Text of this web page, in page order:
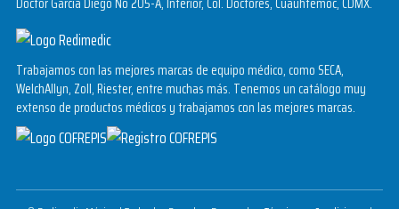
Trabajamos con las mejores marcas de equipo médico, como SECA,
WelchAllyn, Zoll, Riester, entre muchas más. Tenemos un catálogo muy
extenso de productos médicos y trabajamos con las mejores marcas.